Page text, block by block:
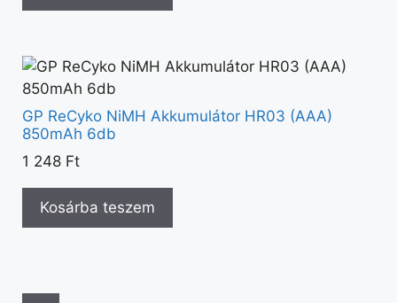
GP ReCyko NiMH Akkumulátor HR03 (AAA)
850mAh 6db
1 248 Ft
Kosárba teszem